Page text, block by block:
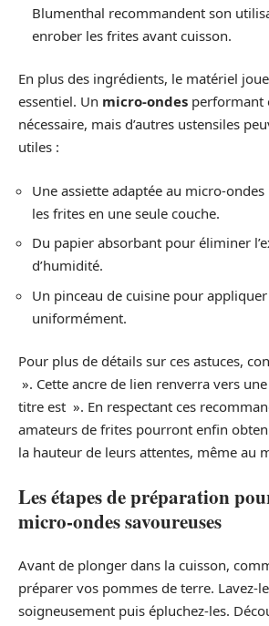
Blumenthal recommandent son
enrober les frites avant cuisson.
En plus des ingrédients, le matériel
essentiel. Un micro-ondes performant
nécessaire, mais d’autres ustensiles
utiles :
Une assiette adaptée au micro-
les frites en une seule couche.
Du papier absorbant pour éliminer
d’humidité.
Un pinceau de cuisine pour appliquer
uniformément.
Pour plus de détails sur ces astuces,
». Cette ancre de lien renverra vers
titre est ». En respectant ces
amateurs de frites pourront enfin
la hauteur de leurs attentes, même au
Les étapes de préparation
micro-ondes savoureuses
Avant de plonger dans la cuisson,
préparer vos pommes de terre. Lavez-
soigneusement puis épluchez-les.